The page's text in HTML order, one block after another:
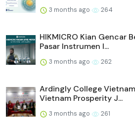
3 months ago 264
HIKMICRO Kian Gencar
Pasar Instrumen I...
3 months ago 262
Ardingly College
Vietnam Prosperity J...
3 months ago 261